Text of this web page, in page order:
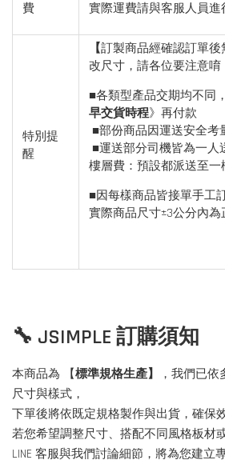
費
實際運費請與客服人員進
特別提
醒
【訂製商品經確認訂單
改尺寸，請各位要注意唷
■各類型產品交期均不同
早交貨時程》再付款
■部份商品因運送安全考
■運送部分司機皆為一人
樓層費：預設都派送至一
■因每樣商品皆接單手工
實際商品尺寸±3公分內為
🔧 JSIMPLE 訂購須知
本商品為 【標準規格生產】
，我們已
尺寸與樣式，
下單後將依既定規格製作與出貨，確保
若您希望調整尺寸、搭配不同風格板材
LINE 客服與我們討論細節，將為您建立